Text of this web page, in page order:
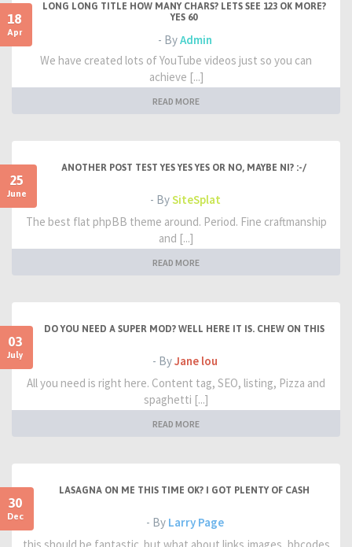
18
Apr
LONG LONG TITLE HOW MANY CHARS? LETS SEE 123 OK MORE?
YES 60
- ByAdmin
We have created lots of YouTube videos just so you can
achieve [...]
READ MORE
25
June
ANOTHER POST TEST YES YES YES OR NO, MAYBE NI? :-/
- BySiteSplat
The best flat phpBB theme around. Period. Fine craftmanship
and [...]
READ MORE
03
July
DO YOU NEED A SUPER MOD? WELL HERE IT IS. CHEW ON THIS
- ByJane lou
All you need is right here. Content tag, SEO, listing, Pizza and
spaghetti [...]
READ MORE
30
Dec
LASAGNA ON ME THIS TIME OK? I GOT PLENTY OF CASH
- By Larry Page